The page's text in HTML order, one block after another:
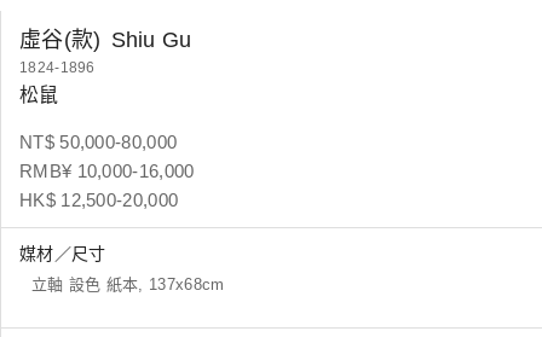
虛谷(款) Shiu Gu
1824-1896
松鼠
NT$ 50,000-80,000
RMB¥ 10,000-16,000
HK$ 12,500-20,000
媒材／尺寸
立軸 設色 紙本, 137x68cm